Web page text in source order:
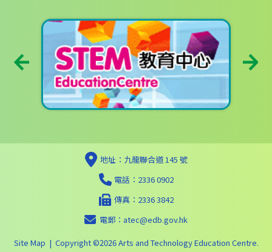
地址：九龍聯合道 145 號
電話：2336 0902
傳真：2336 3842
電郵： atec@edb.gov.hk
Site Map | Copyright ©2026 Arts and Technology Education Centre.